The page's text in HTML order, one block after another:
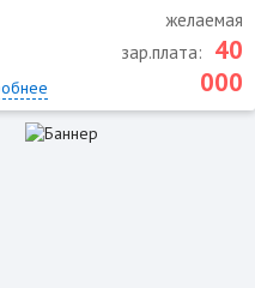
желаемая
зар.плата:
40
000